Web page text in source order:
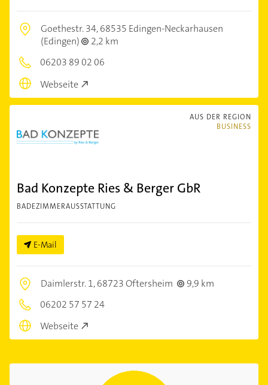
Goethestr. 34,68535 Edingen-Neckarhausen
(Edingen)
2,2 km
06203 89 02 06
Webseite
AUS DER REGION
BUSINESS
Bad Konzepte Ries & Berger GbR
BADEZIMMERAUSSTATTUNG
E-Mail
Daimlerstr. 1,68723 Oftersheim
9,9 km
06202 57 57 24
Webseite